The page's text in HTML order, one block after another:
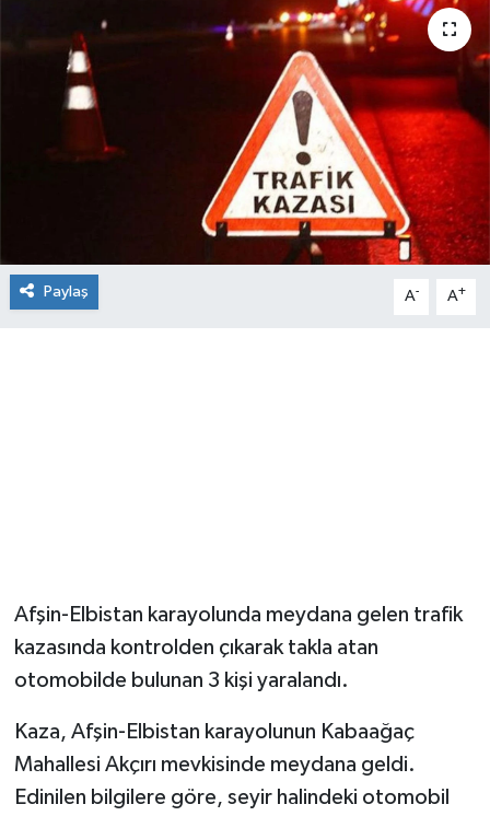
Paylaş A- A+
Afşin-Elbistan karayolunda meydana gelen trafik
kazasında kontrolden çıkarak takla atan
otomobilde bulunan 3 kişi yaralandı.
Kaza, Afşin-Elbistan karayolunun Kabaağaç
Mahallesi Akçırı mevkisinde meydana geldi.
Edinilen bilgilere göre, seyir halindeki otomobil